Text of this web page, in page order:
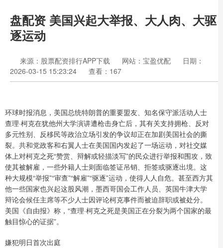
盘配资 美国兴起大举报、大人肉、大驱
逐运动
来源：股票配资排行APP下载 网站：宝盈优配
日期：
2026-03-15 15:23:24
查看：167
环球时报消息，美国总统特朗普的重要盟友、知名保守派活动人士
查理·柯克在犹他州大学演讲遭枪击身亡后，其有关支持拥枪、反对
多元性别、反移民等政治立场引发的争议却正在加剧美国社会的撕
裂。共和党政客和右翼人士在美国国内发起了一场运动，对社交媒
体上对柯克之死“赞赏、辩解或轻描淡写”的民众进行举报和围攻，致
使其被解雇，一些外籍人士则面临签证吊销、拒签或驱逐出境。这
种大规模“举报”“审查”“解雇”“驱逐”运动，使得人人自危。甚至西方其
他一些国家也兴起这股风潮，墨西哥国会工作人员、英国牛津大学
辩论会候任主席等不少人士因评论柯克事件而被迫辞职或被处分。
美国《自由报》称，“查理·柯克之死是美国正在分裂为两个国家的最
触目惊心的证据”。
嫌犯明日首次出庭